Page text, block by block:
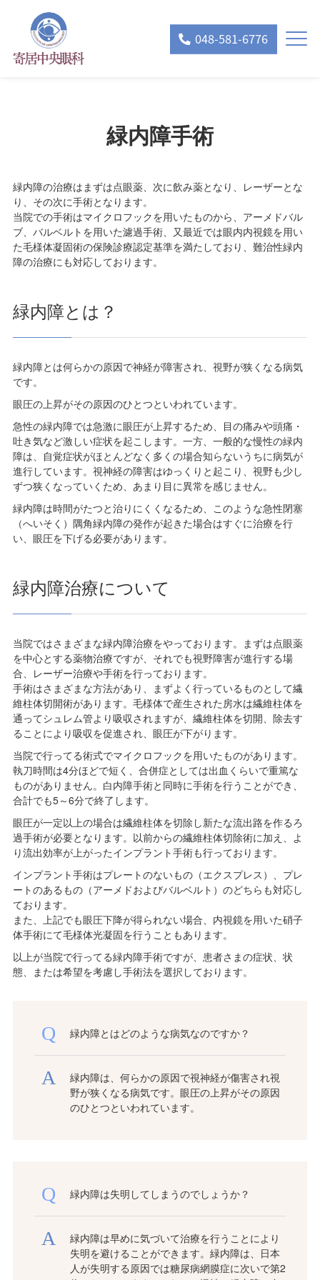
048-581-6776
緑内障手術
緑内障の治療はまずは点眼薬、次に飲み薬となり、レーザーとな
り、その次に手術となります。
当院での手術はマイクロフックを用いたものから、アーメドバル
ブ、バルベルトを用いた濾過手術、又最近では眼内内視鏡を用い
た毛様体凝固術の保険診療認定基準を満たしており、難治性緑内
障の治療にも対応しております。
緑内障とは？
緑内障とは何らかの原因で神経が障害され、視野が狭くなる病気
です。
眼圧の上昇がその原因のひとつといわれています。
急性の緑内障では急激に眼圧が上昇するため、目の痛みや頭痛・
吐き気など激しい症状を起こします。一方、一般的な慢性の緑内
障は、自覚症状がほとんどなく多くの場合知らないうちに病気が
進行しています。視神経の障害はゆっくりと起こり、視野も少し
ずつ狭くなっていくため、あまり目に異常を感じません。
緑内障は時間がたつと治りにくくなるため、このような急性閉塞
（へいそく）隅角緑内障の発作が起きた場合はすぐに治療を行
い、眼圧を下げる必要があります。
緑内障治療について
当院ではさまざまな緑内障治療をやっております。まずは点眼薬
を中心とする薬物治療ですが、それでも視野障害が進行する場
合、レーザー治療や手術を行っております。
手術はさまざまな方法があり、まずよく行っているものとして繊
維柱体切開術があります。毛様体で産生された房水は繊維柱体を
通ってシュレム管より吸収されますが、繊維柱体を切開、除去す
ることにより吸収を促進され、眼圧が下がります。
当院で行ってる術式でマイクロフックを用いたものがあります。
執刀時間は4分ほどで短く、合併症としては出血くらいで重篤な
ものがありません。白内障手術と同時に手術を行うことができ、
合計でも5～6分で終了します。
眼圧が一定以上の場合は繊維柱体を切除し新たな流出路を作るろ
過手術が必要となります。以前からの繊維柱体切除術に加え、よ
り流出効率が上がったインプラント手術も行っております。
インプラント手術はプレートのないもの（エクスプレス）、プレ
ートのあるもの（アーメドおよびバルベルト）のどちらも対応し
ております。
また、上記でも眼圧下降が得られない場合、内視鏡を用いた硝子
体手術にて毛様体光凝固を行うこともあります。
以上が当院で行ってる緑内障手術ですが、患者さまの症状、状
態、または希望を考慮し手術法を選択しております。
緑内障とはどのような病気なのですか？
緑内障は、何らかの原因で視神経が傷害され視
野が狭くなる病気です。眼圧の上昇がその原因
のひとつといわれています。
緑内障は失明してしまうのでしょうか？
緑内障は早めに気づいて治療を行うことにより
失明を避けることができます。緑内障は、日本
人が失明する原因では糖尿病網膜症に次いで第2